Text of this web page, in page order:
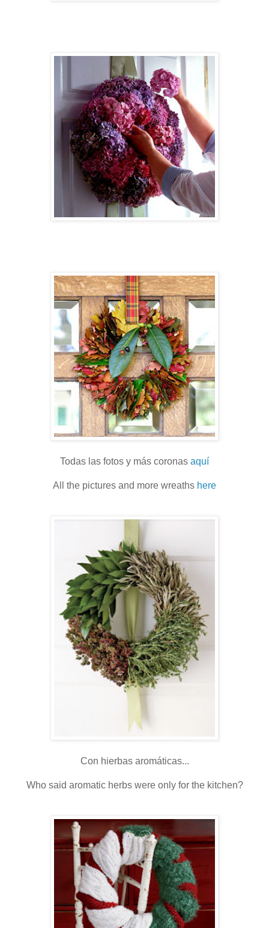
Todas las fotos y más coronas aquí
All the pictures and more wreaths here
Con hierbas aromáticas...
Who said aromatic herbs were only for the kitchen?